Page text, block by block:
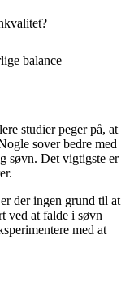
balance
studier peger på, at
sover bedre med
søvn. Det vigtigste er
der ingen grund til at
ved at falde i søvn
med at